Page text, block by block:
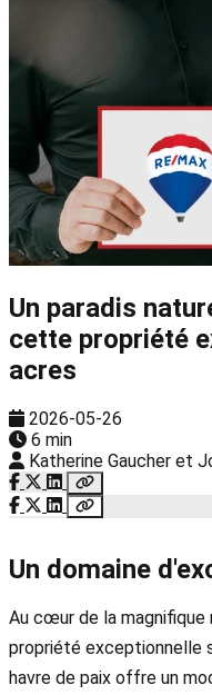
Un paradis
cette propriété
acres
2026-05-26
6 min
Katherine Gaucher et
Un domaine
Au cœur de la
propriété exceptionnelle
havre de paix offre un